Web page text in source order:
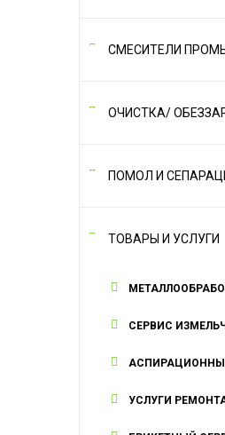
СМЕСИТЕЛИ
ОЧИСТКА/
ПОМОЛ И
ТОВАРЫ И УСЛУГИ
СЕРВИС
УСЛУГИ